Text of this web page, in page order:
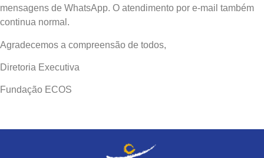
mensagens de WhatsApp. O atendimento por e-mail também
continua normal.
Agradecemos a compreensão de todos,
Diretoria Executiva
Fundação ECOS